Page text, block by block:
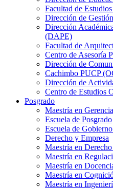
Facultad de
Dirección de
Dirección
(DAPE)
Facultad de
Centro de Asesoría
Dirección de
Cachimbo PUCP
Dirección de
Centro de Estudios
Posgrado
Maestría en
Escuela de Posgrado
Escuela de
Derecho y Empresa
Maestría en
Maestría en
Maestría en
Maestría en
Maestría en